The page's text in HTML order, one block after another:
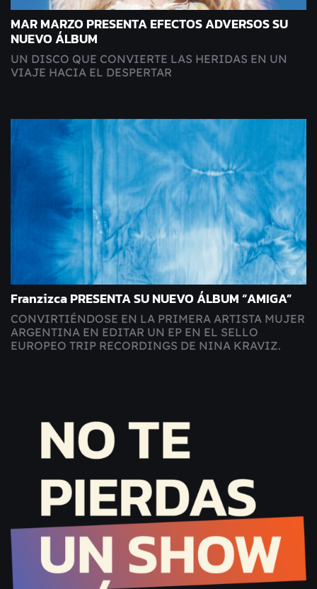
MAR MARZO PRESENTA EFECTOS ADVERSOS SU
NUEVO ÁLBUM
UN DISCO QUE CONVIERTE LAS HERIDAS EN UN
VIAJE HACIA EL DESPERTAR
Franzizca PRESENTA SU NUEVO ÁLBUM “AMIGA”
CONVIRTIÉNDOSE EN LA PRIMERA ARTISTA MUJER
ARGENTINA EN EDITAR UN EP EN EL SELLO
EUROPEO TRIP RECORDINGS DE NINA KRAVIZ.